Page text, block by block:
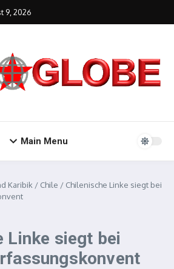
9, 2026
Main Menu
Karibik / Chile / Chilenische Linke siegt bei
Linke siegt bei